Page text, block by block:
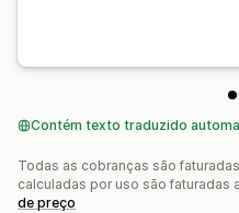
Contém texto traduzido
Todas as cobranças são
calculadas por uso são faturadas
de preço